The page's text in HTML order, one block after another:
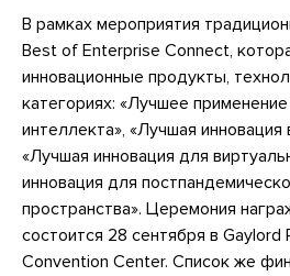
В рамках мероприятия
Best of Enterprise Connect,
инновационные продукты,
категориях: «Лучшее применение
интеллекта», «Лучшая
«Лучшая инновация для
инновация для
пространства». Церемония
состоится 28 сентября в Gaylord
Convention Center. Список же